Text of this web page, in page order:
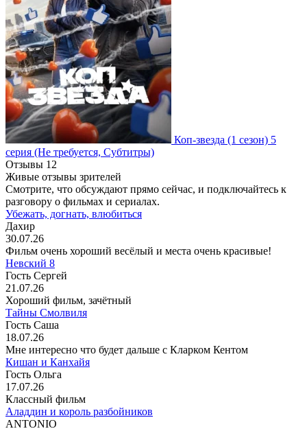
Коп-звезда (1 сезон) 5
серия (Не требуется, Субтитры)
Отзывы 12
Живые отзывы зрителей
Смотрите, что обсуждают прямо сейчас, и подключайтесь к
разговору о фильмах и сериалах.
Убежать, догнать, влюбиться
Дахир
30.07.26
Фильм очень хороший весёлый и места очень красивые!
Невский 8
Гость Сергей
21.07.26
Хороший фильм, зачётный
Тайны Смолвиля
Гость Саша
18.07.26
Мне интересно что будет дальше с Кларком Кентом
Кишан и Канхайя
Гость Ольга
17.07.26
Классный фильм
Аладдин и король разбойников
ANTONIO